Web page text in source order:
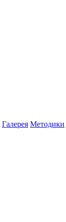
Галерея Методики